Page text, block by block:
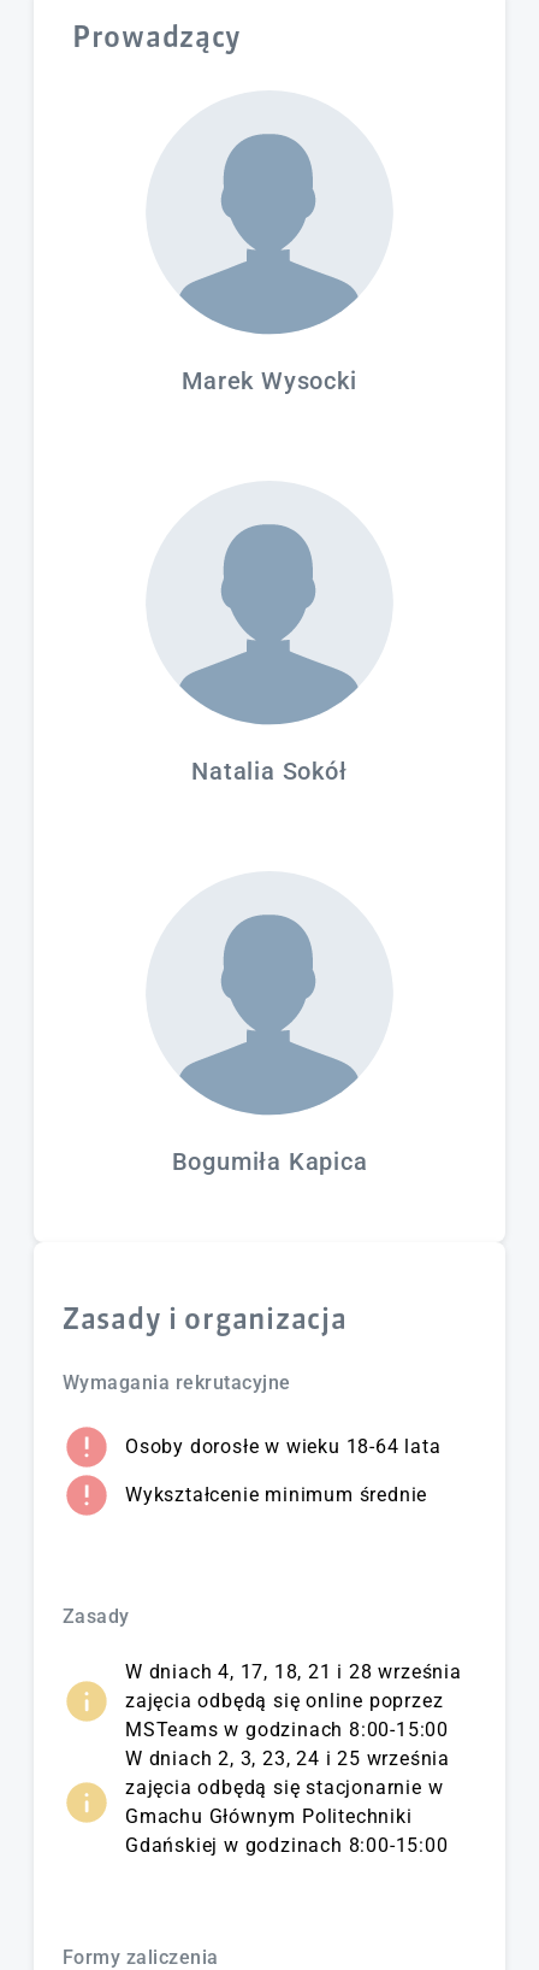
wyników pomiarów, dyskusja,
podsumowanie szkolenia
forma zajęć: prezentacje, dyskusja
Prowadzący
Marek Wysocki
Natalia Sokół
Bogumiła Kapica
Zasady i organizacja
Wymagania rekrutacyjne
Osoby dorosłe w wieku 18-64 lata
Wykształcenie minimum średnie
Zasady
W dniach 4, 17, 18, 21 i 28 września
zajęcia odbędą się online poprzez
MSTeams w godzinach 8:00-15:00
W dniach 2, 3, 23, 24 i 25 września
zajęcia odbędą się stacjonarnie w
Gmachu Głównym Politechniki
Gdańskiej w godzinach 8:00-15:00
Formy zaliczenia